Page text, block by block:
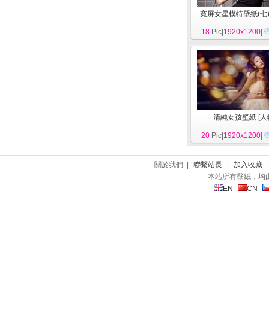
寬屏女星模特壁紙(七
18 Pic| 1920x1200
清純女孩壁紙 [人
20 Pic| 1920x1200
關於我們 | 聯繫站長 加入收藏
本站所有壁紙，均
EN
CN